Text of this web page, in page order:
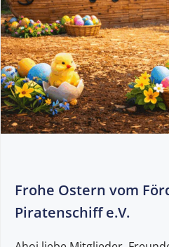
Frohe Ostern vom
Piratenschiff e.V.